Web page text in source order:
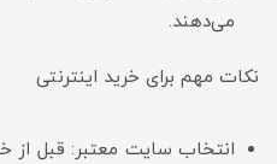
می‌دهند.
نکات مهم برای خرید اینترنتی
انتخاب سایت معتبر: قبل از